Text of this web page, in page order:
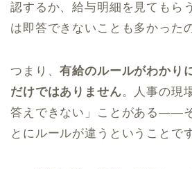
認するか、給与明細を見てもら
は即答できないことも多かった
つまり、有給のルールがわかり
だけではありません。人事の現
答えできない」ことがある——
とにルールが違うということで